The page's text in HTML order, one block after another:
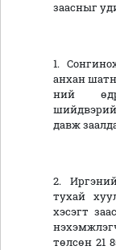
заасныг
1.
анхан
ний
давж
2.
тухай
хэсэгт
төлсөн 21